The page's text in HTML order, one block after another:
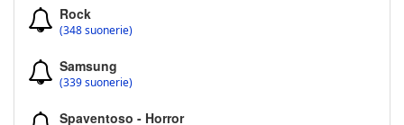
Rock
(348 suonerie)
Samsung
(339 suonerie)
Spaventoso - Horror